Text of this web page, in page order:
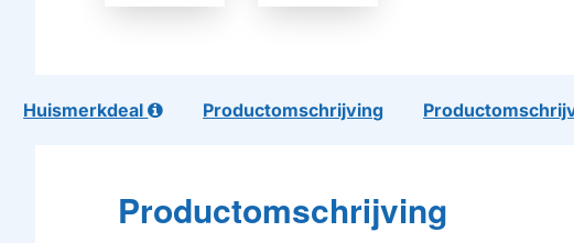
Huismerkdeal Productomschrijving
Productomschrijving